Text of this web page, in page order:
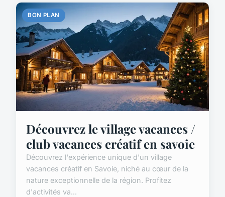
BON PLAN
Découvrez le village vacances /
club vacances créatif en savoie
Découvrez l'expérience unique d'un village
vacances créatif en Savoie, niché au cœur de la
nature exceptionnelle de la région. Profitez
d'activités va...